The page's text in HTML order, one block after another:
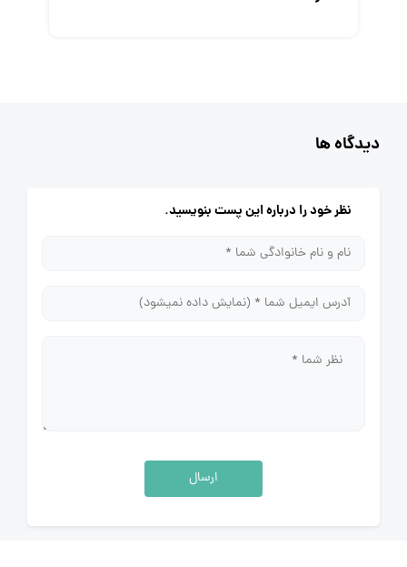
دیدگاه ها
نظر خود را درباره این پست بنویسید.
ارسال